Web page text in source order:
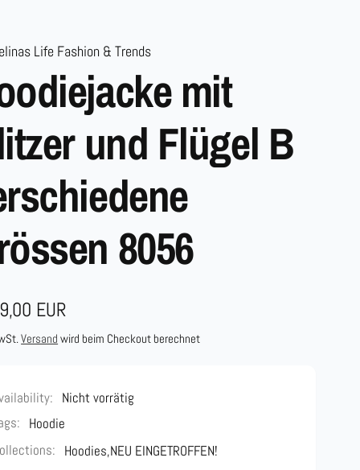
Life Fashion & Trends
mit
und Flügel B
8056
EUR
Versand wird beim Checkout berechnet
Nicht vorrätig
Hoodie
Hoodies,NEU EINGETROFFEN!